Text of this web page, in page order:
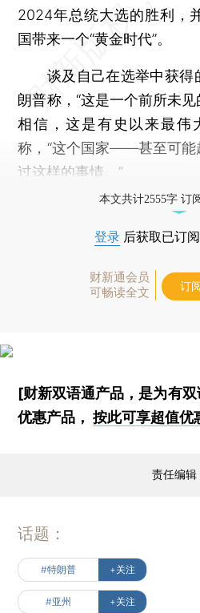
2024年总统大选的胜利，
国带来一个“黄金时代”。
谈及自己在选举中获得
朗普称，“这是一个前所未
相信，这是有史以来最伟
称，“这个国家——甚至可能
过这样的事情。”
本文共计2555字 订
登录 后获取已订
财新通会员
可畅读全文
订
[财新双语通产品，是为有
优惠产品，按此可享超值优
责任编辑
话题：
#特朗普 +关注
#亚州 +关注